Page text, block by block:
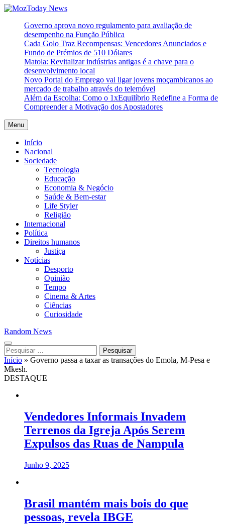
Skip
content
MozToday News
Onde a gente lê.
Governo aprova novo regulamento para avaliação de
desempenho na Função Pública
Cada Golo Traz Recompensas: Vencedores Anunciados e
Fundo de Prémios de 510 Dólares
Matola: Revitalizar indústrias antigas é a chave para o
desenvolvimento local
Novo Portal do Emprego vai ligar jovens moçambicanos ao
mercado de trabalho através do telemóvel
Além da Escolha: Como o 1xEquilíbrio Redefine a Forma de
Compreender a Motivação dos Apostadores
Menu
Início
Nacional
Sociedade
Tecnologia
Educação
Economia & Negócio
Saúde & Bem-estar
Life Styler
Religião
Internacional
Política
Direitos humanos
Justiça
Notícias
Desporto
Opinião
Tempo
Cinema & Artes
Ciências
Curiosidade
Random News
Pesquisar
por:
Início » Governo passa a taxar as transações do Emola, M-Pesa e
Mkesh.
DESTAQUE
Vendedores Informais Invadem
Terrenos da Igreja Após Serem
Expulsos das Ruas de Nampula
Junho 9, 2025
Brasil mantém mais bois do que
pessoas, revela IBGE